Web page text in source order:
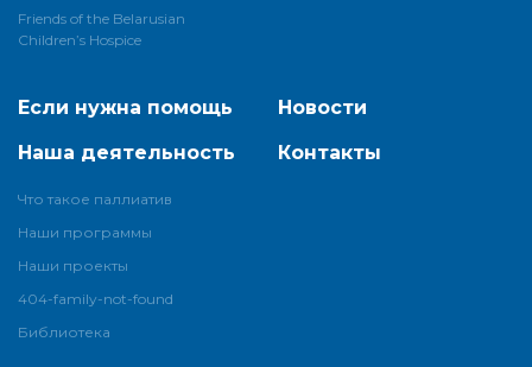
Friends of the Belarusian
Children’s Hospice
Если нужна помощь
Наша деятельность
Что такое паллиатив
Наши программы
Наши проекты
404-family-not-found
Библиотека
Новости
Контакты